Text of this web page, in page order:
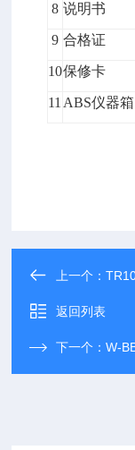
8 说明书
9 合格证
10保修卡
11 ABS仪器箱
上一个：
返回列表
下一个：W-